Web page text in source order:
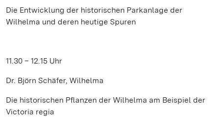
Die Entwicklung der historischen Parkanlage der
Wilhelma und deren heutige Spuren
11.30 – 12.15 Uhr
Dr. Björn Schäfer, Wilhelma
Die historischen Pflanzen der Wilhelma am Beispiel der
Victoria regia